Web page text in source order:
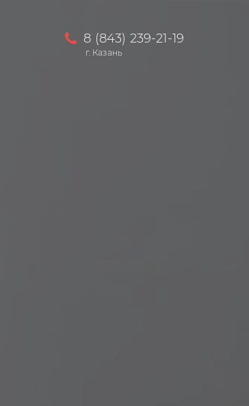
8 (843) 239-21-19
г. Казань